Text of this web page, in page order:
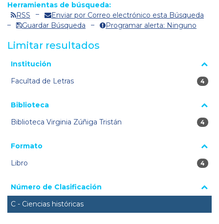
Herramientas de búsqueda:
RSS
Enviar por Correo electrónico esta Búsqueda
Guardar Búsqueda
Programar alerta: Ninguno
Limitar resultados
La página se volverá a cargar cuando se seleccione o excluya
Institución
Facultad de Letras
4
4
Biblioteca
Biblioteca Virginia Zúñiga Tristán
4
4
Formato
Libro
4
4
Número de Clasificación
C - Ciencias históricas